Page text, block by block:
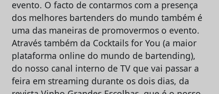
evento. O facto de contarmos com a presença
dos melhores bartenders do mundo também é
uma das maneiras de promovermos o evento.
Através também da Cocktails for You (a maior
plataforma online do mundo de bartending),
do nosso canal interno de TV que vai passar a
feira em streaming durante os dois dias, da